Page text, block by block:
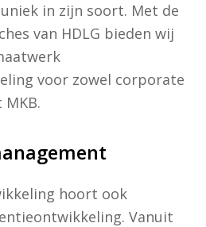
in zijn soort. Met de
van HDLG bieden wij
voor zowel corporate
hoort ook
Vanuit